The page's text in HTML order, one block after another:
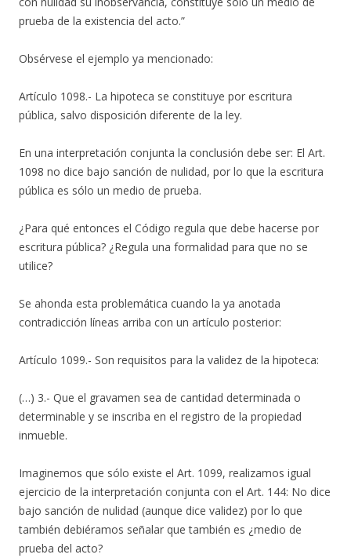
prueba de la existencia del acto.”
Obsérvese el ejemplo ya mencionado:
Artículo 1098.- La hipoteca se constituye por escritura
pública, salvo disposición diferente de la ley.
En una interpretación conjunta la conclusión debe ser: El Art.
1098 no dice bajo sanción de nulidad, por lo que la escritura
pública es sólo un medio de prueba.
¿Para qué entonces el Código regula que debe hacerse por
escritura pública? ¿Regula una formalidad para que no se
utilice?
Se ahonda esta problemática cuando la ya anotada
contradicción líneas arriba con un artículo posterior:
Artículo 1099.- Son requisitos para la validez de la hipoteca:
(…) 3.- Que el gravamen sea de cantidad determinada o
determinable y se inscriba en el registro de la propiedad
inmueble.
Imaginemos que sólo existe el Art. 1099, realizamos igual
ejercicio de la interpretación conjunta con el Art. 144: No dice
bajo sanción de nulidad (aunque dice validez) por lo que
también debiéramos señalar que también es ¿medio de
prueba del acto?